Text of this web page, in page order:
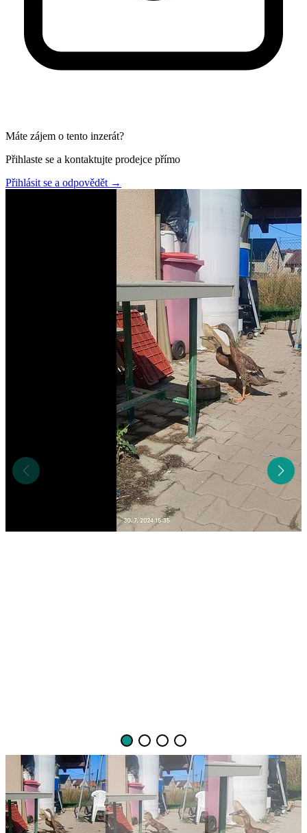
Máte zájem o tento inzerát?
Přihlaste se a kontaktujte prodejce přímo
Přihlásit se a odpovědět →